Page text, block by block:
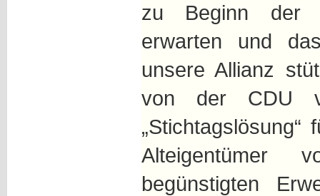
zu Beginn der
erwarten und
unsere Allianz
von der CDU
„Stichtagslösung“
Alteigentümer
begünstigten